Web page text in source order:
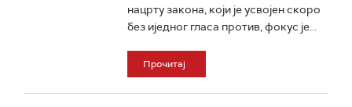
нацрту закона, који је усвојен скоро
без иједног гласа против, фокус је...
Прочитај